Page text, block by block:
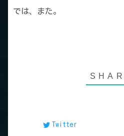
では、また。
Twitter